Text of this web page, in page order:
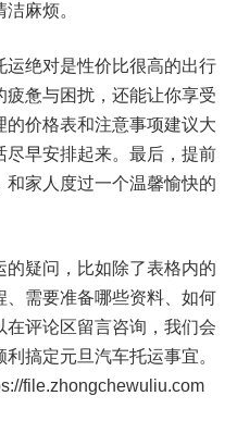
麻烦。
运绝对是性价比很高的出行
惫与困扰，还能让你享受
价格表和注意事项建议大
尽早安排起来。最后，提前
家人度过一个温馨愉快的
疑问，比如除了表格内的
、需要准备哪些资料、如何
评论区留言咨询，我们会
搞定元旦汽车托运事宜。
file.zhongchewuliu.com